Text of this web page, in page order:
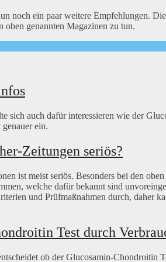
noch ein paar weitere Empfehlungen.
oben genannten Magazinen zu tun.
sich auch dafür interessieren wie der
ein.
Zeitungen seriös?
ist meist seriös. Besonders bei den
welche dafür bekannt sind
und Prüfmaßnahmen durch, daher
Test durch
ob der Glucosamin-Chondroitin